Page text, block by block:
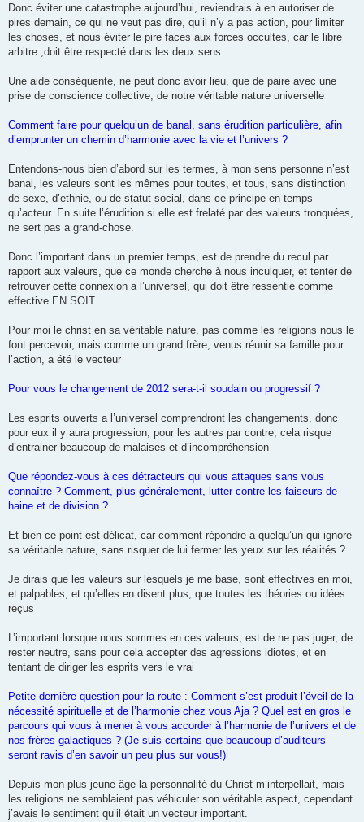
Donc éviter une catastrophe aujourd’hui, reviendrais à en autoriser de
pires demain, ce qui ne veut pas dire, qu’il n’y a pas action, pour limiter
les choses, et nous éviter le pire faces aux forces occultes, car le libre
arbitre ,doit être respecté dans les deux sens .
Une aide conséquente, ne peut donc avoir lieu, que de paire avec une
prise de conscience collective, de notre véritable nature universelle
Comment faire pour quelqu’un de banal, sans érudition particulière, afin
d’emprunter un chemin d’harmonie avec la vie et l’univers ?
Entendons-nous bien d’abord sur les termes, à mon sens personne n’est
banal, les valeurs sont les mêmes pour toutes, et tous, sans distinction
de sexe, d’ethnie, ou de statut social, dans ce principe en temps
qu’acteur. En suite l’érudition si elle est frelaté par des valeurs tronquées,
ne sert pas a grand-chose.
Donc l’important dans un premier temps, est de prendre du recul par
rapport aux valeurs, que ce monde cherche à nous inculquer, et tenter de
retrouver cette connexion a l’universel, qui doit être ressentie comme
effective EN SOIT.
Pour moi le christ en sa véritable nature, pas comme les religions nous le
font percevoir, mais comme un grand frère, venus réunir sa famille pour
l’action, a été le vecteur
Pour vous le changement de 2012 sera-t-il soudain ou progressif ?
Les esprits ouverts a l’universel comprendront les changements, donc
pour eux il y aura progression, pour les autres par contre, cela risque
d’entrainer beaucoup de malaises et d’incompréhension
Que répondez-vous à ces détracteurs qui vous attaques sans vous
connaître ? Comment, plus généralement, lutter contre les faiseurs de
haine et de division ?
Et bien ce point est délicat, car comment répondre a quelqu’un qui ignore
sa véritable nature, sans risquer de lui fermer les yeux sur les réalités ?
Je dirais que les valeurs sur lesquels je me base, sont effectives en moi,
et palpables, et qu’elles en disent plus, que toutes les théories ou idées
reçus
L’important lorsque nous sommes en ces valeurs, est de ne pas juger, de
rester neutre, sans pour cela accepter des agressions idiotes, et en
tentant de diriger les esprits vers le vrai
Petite dernière question pour la route : Comment s’est produit l’éveil de la
nécessité spirituelle et de l’harmonie chez vous Aja ? Quel est en gros le
parcours qui vous à mener à vous accorder à l’harmonie de l’univers et de
nos frères galactiques ? (Je suis certains que beaucoup d’auditeurs
seront ravis d’en savoir un peu plus sur vous!)
Depuis mon plus jeune âge la personnalité du Christ m’interpellait, mais
les religions ne semblaient pas véhiculer son véritable aspect, cependant
j’avais le sentiment qu’il était un vecteur important.